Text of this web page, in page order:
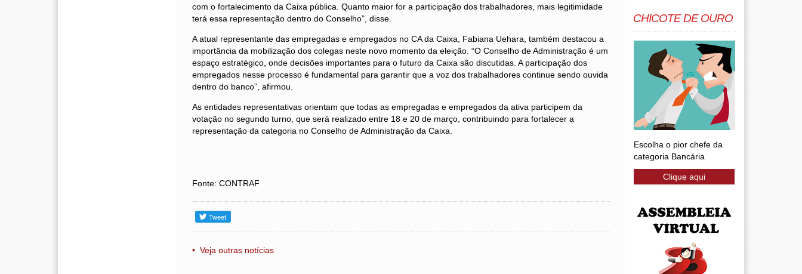
com o fortalecimento da Caixa pública. Quanto maior for a participação dos trabalhadores, mais legitimidade
terá essa representação dentro do Conselho”, disse.
A atual representante das empregadas e empregados no CA da Caixa, Fabiana Uehara, também destacou a
importância da mobilização dos colegas neste novo momento da eleição. “O Conselho de Administração é um
espaço estratégico, onde decisões importantes para o futuro da Caixa são discutidas. A participação dos
empregados nesse processo é fundamental para garantir que a voz dos trabalhadores continue sendo ouvida
dentro do banco”, afirmou.
As entidades representativas orientam que todas as empregadas e empregados da ativa participem da
votação no segundo turno, que será realizado entre 18 e 20 de março, contribuindo para fortalecer a
representação da categoria no Conselho de Administração da Caixa.
Fonte: CONTRAF
• Veja outras notícias
CHICOTE DE OURO
Escolha o pior chefe da
categoria Bancária
Clique aqui